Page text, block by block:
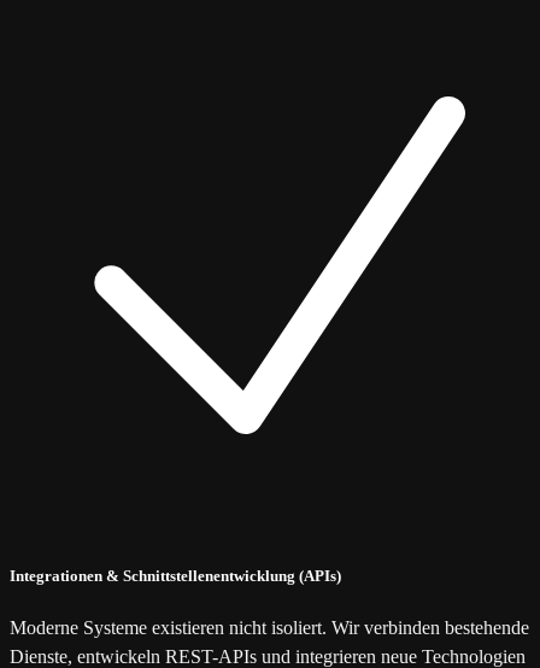
Integrationen & Schnittstellenentwicklung (APIs)
Moderne Systeme existieren nicht isoliert. Wir verbinden bestehende
Dienste, entwickeln REST-APIs und integrieren neue Technologien